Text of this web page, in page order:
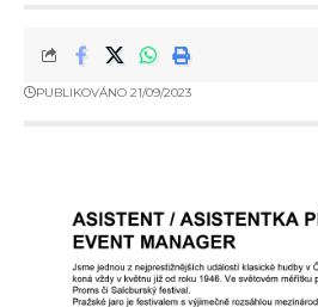
PUBLIKOVÁNO 21/09/2023